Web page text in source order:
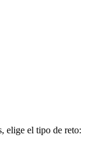
elige el tipo de reto: